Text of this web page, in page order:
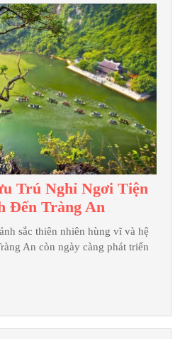
Tam
Chúc
Du
Lịch
Trú Nghỉ Ngơi Tiện
Đến Tràng An
Số
Cơ
Nghỉ
sắc thiên nhiên hùng vĩ và hệ
An còn ngày càng phát triển